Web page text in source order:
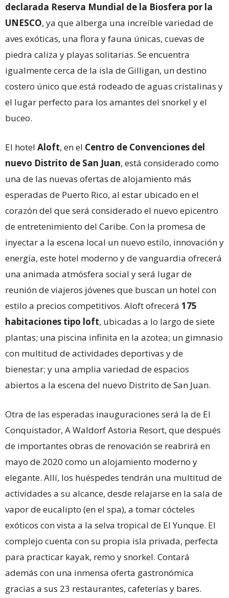
declarada Reserva Mundial de la Biosfera por la
UNESCO, ya que alberga una increíble variedad de
aves exóticas, una flora y fauna únicas, cuevas de
piedra caliza y playas solitarias. Se encuentra
igualmente cerca de la isla de Gilligan, un destino
costero único que está rodeado de aguas cristalinas y
el lugar perfecto para los amantes del snorkel y el
buceo.
El hotel Aloft, en el Centro de Convenciones del
nuevo Distrito de San Juan, está considerado como
una de las nuevas ofertas de alojamiento más
esperadas de Puerto Rico, al estar ubicado en el
corazón del que será considerado el nuevo epicentro
de entretenimiento del Caribe. Con la promesa de
inyectar a la escena local un nuevo estilo, innovación y
energía, este hotel moderno y de vanguardia ofrecerá
una animada atmósfera social y será lugar de
reunión de viajeros jóvenes que buscan un hotel con
estilo a precios competitivos. Aloft ofrecerá 175
habitaciones tipo loft, ubicadas a lo largo de siete
plantas; una piscina infinita en la azotea; un gimnasio
con multitud de actividades deportivas y de
bienestar; y una amplia variedad de espacios
abiertos a la escena del nuevo Distrito de San Juan.
Otra de las esperadas inauguraciones será la de El
Conquistador, A Waldorf Astoria Resort, que después
de importantes obras de renovación se reabrirá en
mayo de 2020 como un alojamiento moderno y
elegante. Allí, los huéspedes tendrán una multitud de
actividades a su alcance, desde relajarse en la sala de
vapor de eucalipto (en el spa), a tomar cócteles
exóticos con vista a la selva tropical de El Yunque. El
complejo cuenta con su propia isla privada, perfecta
para practicar kayak, remo y snorkel. Contará
además con una inmensa oferta gastronómica
gracias a sus 23 restaurantes, cafeterías y bares.